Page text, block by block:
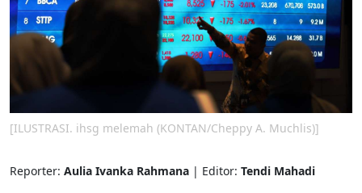
[ILUSTRASI. ihsg melemah (KONTAN/Cheppy A. Muchlis)]
Reporter: Aulia Ivanka Rahmana | Editor: Tendi Mahadi